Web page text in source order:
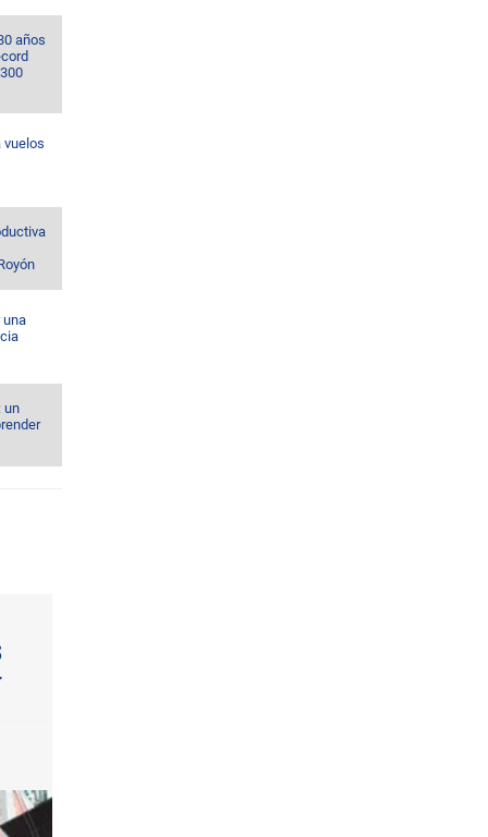
años
vuelos
una
un